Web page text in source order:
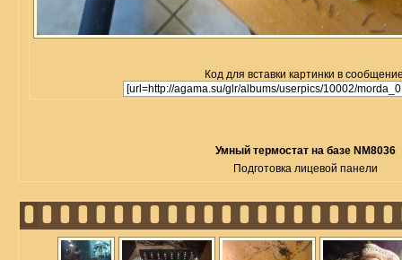
Код для вставки картинки в
Умный термостат на базе NM8036
Подготовка лицевой панели